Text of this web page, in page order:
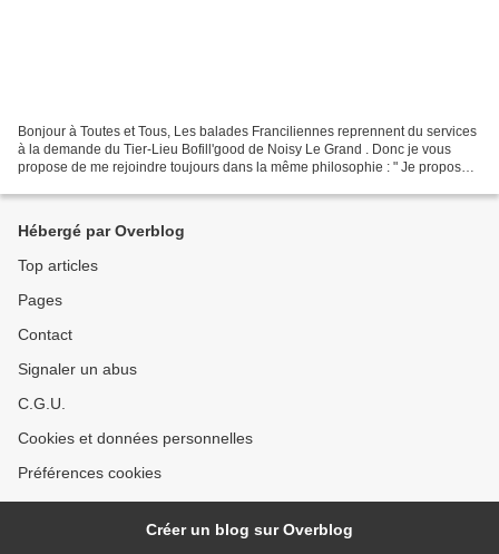
Bonjour à Toutes et Tous, Les balades Franciliennes reprennent du services
à la demande du Tier-Lieu Bofill'good de Noisy Le Grand . Donc je vous
propose de me rejoindre toujours dans la même philosophie : " Je propose à
Hébergé par Overblog
Top articles
Pages
Contact
Signaler un abus
C.G.U.
Cookies et données personnelles
Préférences cookies
Créer un blog sur Overblog